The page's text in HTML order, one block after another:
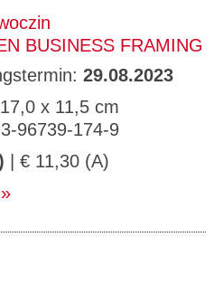
BUSINESS FRAMING
29.08.2023
x 11,5 cm
96739-174-9
| € 11,30 (A)